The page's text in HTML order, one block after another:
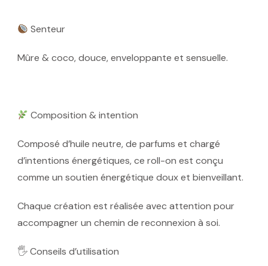
Senteur
Mûre & coco, douce, enveloppante et sensuelle.
Composition & intention
Composé d’huile neutre, de parfums et chargé
d’intentions énergétiques, ce roll-on est conçu
comme un soutien énergétique doux et bienveillant.
Chaque création est réalisée avec attention pour
accompagner un chemin de reconnexion à soi.
🖐Conseils d’utilisation